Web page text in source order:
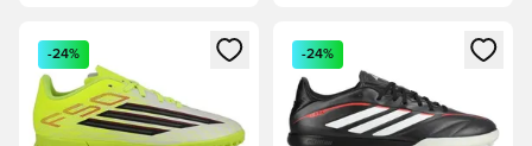
Abre un modal para iniciar sesión o registrarse como
-24%
Abre un modal para iniciar
-24%